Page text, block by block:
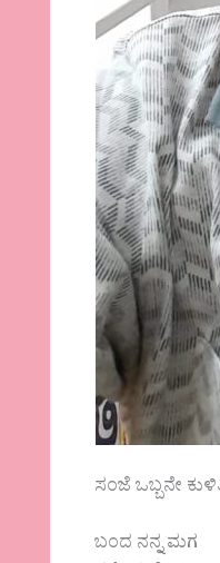
ಸಂಜೆ ಒಬ್ಬನೇ
ಬಂದ ನನ್ನ ಮಗ